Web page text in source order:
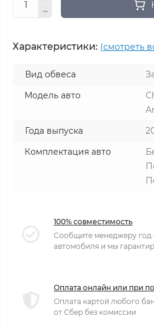
Характеристики: (смотреть
Вид обвеса
Модель авто
Года выпуска
Комплектация авто
100% совместимость
Сообщите менеджеру год
автомобиля и мы
Оплата онлайн или при
Оплата картой любого
от Сбер без комиссии